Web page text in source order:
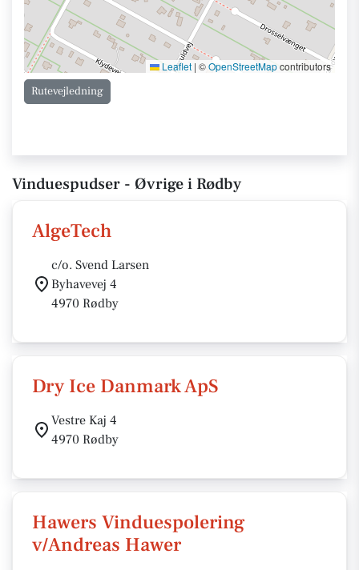
Leaflet | ©OpenStreetMapcontributors
Rutevejledning
Vinduespudser - Øvrige i Rødby
AlgeTech
c/o. Svend Larsen
Byhavevej 4
4970 Rødby
Dry Ice Danmark ApS
Vestre Kaj 4
4970 Rødby
Hawers Vinduespolering
v/Andreas Hawer